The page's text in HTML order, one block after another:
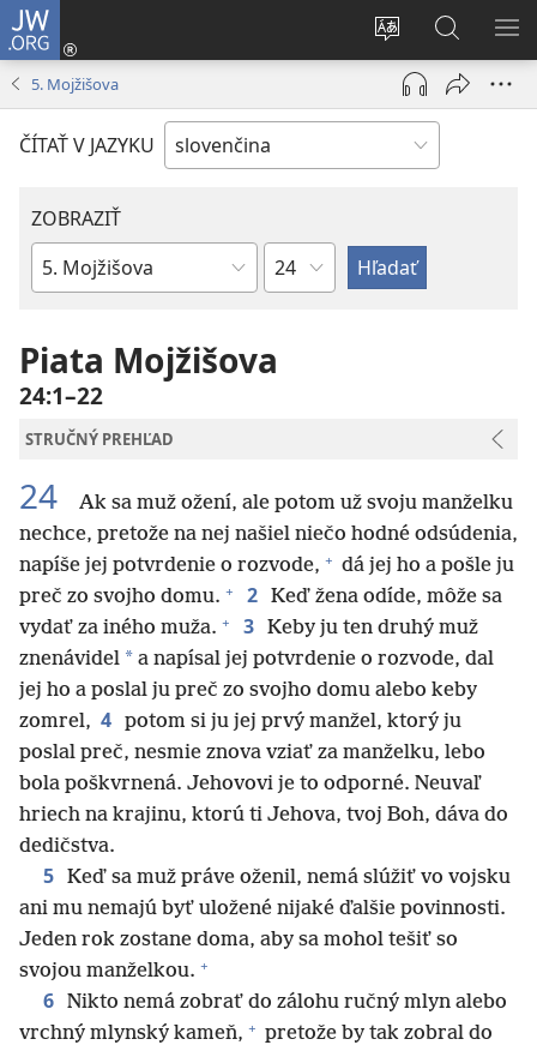
JW.ORG
Zmeniť
jazyk
stránky
Prihlásiť
sa
(otvorí
okno)
na
JW.ORG
5. Mojžišova
ČÍTAŤ V JAZYKU
ZOBRAZIŤ
Biblická
Kapitola
Piata Mojžišova
24:1–22
STRUČNÝ PREHĽAD
24
Ak sa muž ožení, ale potom už svoju manželku
nechce, pretože na nej našiel niečo hodné odsúdenia,
napíše jej potvrdenie o rozvode, + dá jej ho a pošle ju
preč zo svojho domu. + 2 Keď žena odíde, môže sa
vydať za iného muža. + 3 Keby ju ten druhý muž
znenávidel * a napísal jej potvrdenie o rozvode, dal
jej ho a poslal ju preč zo svojho domu alebo keby
zomrel, 4 potom si ju jej prvý manžel, ktorý ju
poslal preč, nesmie znova vziať za manželku, lebo
bola poškvrnená. Jehovovi je to odporné. Neuvaľ
hriech na krajinu, ktorú ti Jehova, tvoj Boh, dáva do
dedičstva.
5 Keď sa muž práve oženil, nemá slúžiť vo vojsku
ani mu nemajú byť uložené nijaké ďalšie povinnosti.
Jeden rok zostane doma, aby sa mohol tešiť so
svojou manželkou. +
6 Nikto nemá zobrať do zálohu ručný mlyn alebo
vrchný mlynský kameň, + pretože by tak zobral do